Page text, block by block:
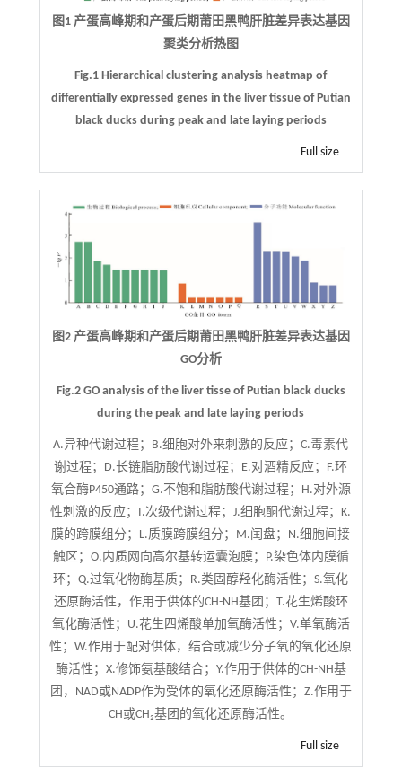
图1 产蛋高峰期和产蛋后期莆田黑鸭肝脏差异表达基因
聚类分析热图
Fig.1 Hierarchical clustering analysis heatmap of
differentially expressed genes in the liver tissue of Putian
black ducks during peak and late laying periods
Full size
图2 产蛋高峰期和产蛋后期莆田黑鸭肝脏差异表达基因
GO分析
Fig.2 GO analysis of the liver tisse of Putian black ducks
during the peak and late laying periods
A.异种代谢过程；B.细胞对外来刺激的反应；C.毒素代
谢过程；D.长链脂肪酸代谢过程；E.对酒精反应；F.环
氧合酶P450通路；G.不饱和脂肪酸代谢过程；H.对外源
性刺激的反应；I.次级代谢过程；J.细胞酮代谢过程；K.
膜的跨膜组分；L.质膜跨膜组分；M.闰盘；N.细胞间接
触区；O.内质网向高尔基转运囊泡膜；P.染色体内膜循
环；Q.过氧化物酶基质；R.类固醇羟化酶活性；S.氧化
还原酶活性，作用于供体的CH-NH基团；T.花生烯酸环
氧化酶活性；U.花生四烯酸单加氧酶活性；V.单氧酶活
性；W.作用于配对供体，结合或减少分子氧的氧化还原
酶活性；X.修饰氨基酸结合；Y.作用于供体的CH-NH基
团，NAD或NADP作为受体的氧化还原酶活性；Z.作用于
CH或CH₂基团的氧化还原酶活性。
Full size